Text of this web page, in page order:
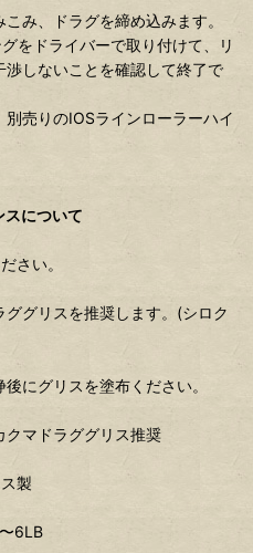
み、ドラグを締め込みます。
をドライバーで取り付けて、リ
しないことを確認して終了で
売りのIOSラインローラーハイ
について
さい。
ググリスを推奨します。(シロク
にグリスを塗布ください。
クマドラググリス推奨
製
6LB